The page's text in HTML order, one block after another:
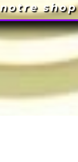
notre shop